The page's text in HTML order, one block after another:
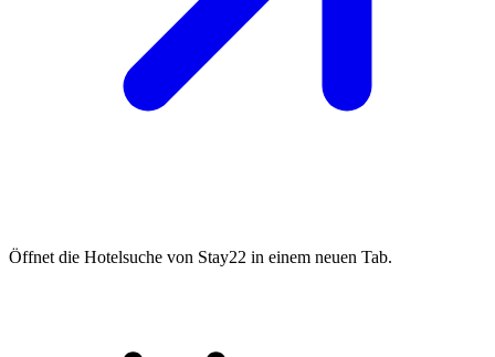
Öffnet die Hotelsuche von Stay22 in einem neuen Tab.